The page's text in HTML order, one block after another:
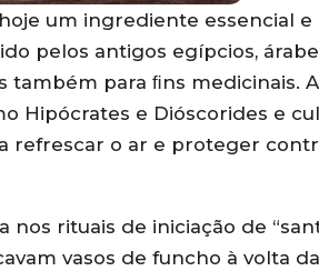
um ingrediente essencial
pelos antigos egípcios,
também para ﬁns medicinais.
Hipócrates e Dióscorides e
refrescar o ar e proteger
rituais de iniciação de
vasos de funcho à volta